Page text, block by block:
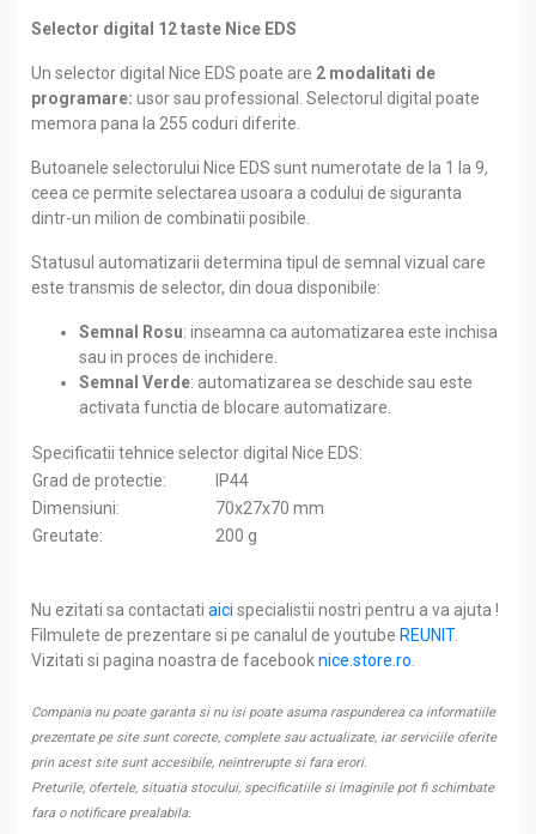
Selector digital 12 taste Nice EDS
Un selector digital Nice EDS poate are 2 modalitati de
programare: usor sau professional. Selectorul digital poate
memora pana la 255 coduri diferite.
Butoanele selectorului Nice EDS sunt numerotate de la 1 la 9,
ceea ce permite selectarea usoara a codului de siguranta
dintr-un milion de combinatii posibile.
Statusul automatizarii determina tipul de semnal vizual care
este transmis de selector, din doua disponibile:
Semnal Rosu: inseamna ca automatizarea este inchisa
sau in proces de inchidere.
Semnal Verde: automatizarea se deschide sau este
activata functia de blocare automatizare.
Specificatii tehnice selector digital Nice EDS:
Grad de protectie:
IP44
Dimensiuni:
70x27x70 mm
Greutate:
200 g
Nu ezitati sa contactati aici specialistii nostri pentru a va ajuta !
Filmulete de prezentare si pe canalul de youtube REUNIT.
Vizitati si pagina noastra de facebooknice.store.ro
Compania nu poate garanta si nu isi poate asuma raspunderea ca informatiile
prezentate pe site sunt corecte, complete sau actualizate, iar serviciile oferite
prin acest site sunt accesibile, neintrerupte si fara erori.
Preturile, ofertele, situatia stocului, specificatiile si imaginile pot fi schimbate
fara o notificare prealabila.